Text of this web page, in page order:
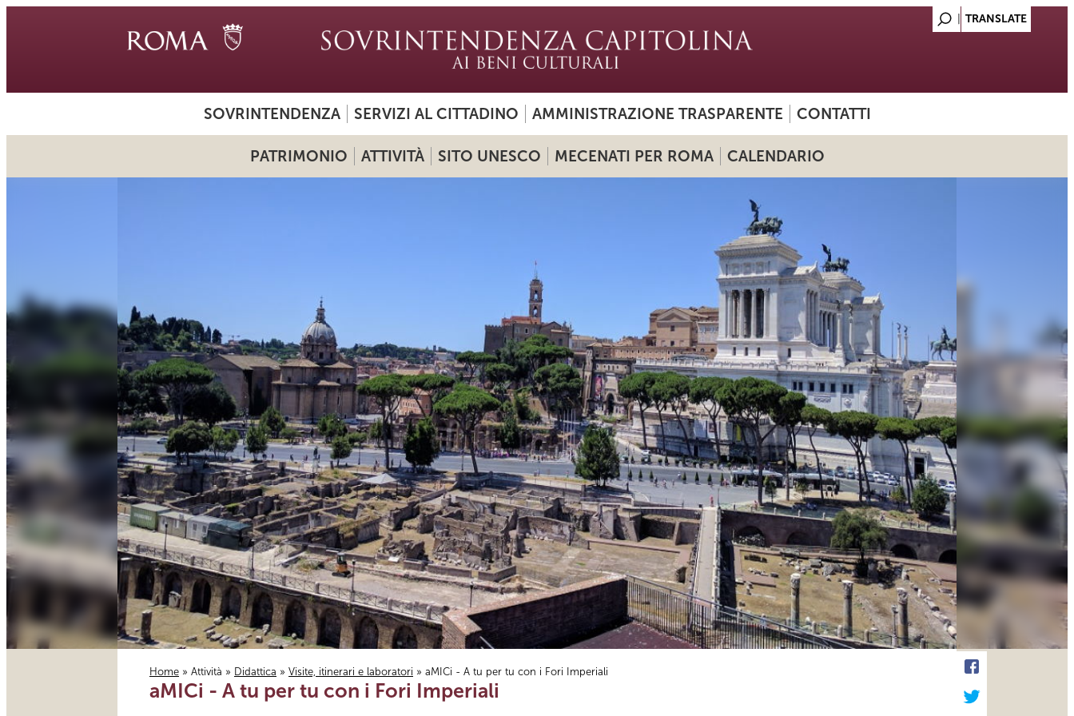
SOVRINTENDENZA SERVIZI AL CITTADINO AMMINISTRAZIONE TRASPARENTE CONTATTI
PATRIMONIO ATTIVITÀ SITO UNESCO MECENATI PER ROMA CALENDARIO
Tu sei qui
Home » Attività » Didattica » Visite, itinerari e laboratori » aMICi - A tu per tu con i Fori Imperiali
aMICi - A tu per tu con i Fori Imperiali